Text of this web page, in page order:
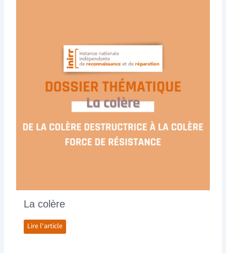
La colère
Lire l'article